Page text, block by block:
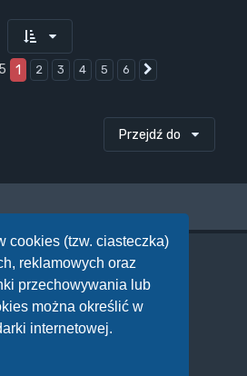
cookies (tzw. ciasteczka)
reklamowych oraz
przechowywania lub
można określić w
internetowej.
1 2 3 4 5 6
Przejdź do
tym forum
tematów
w tematach
swoich postów
postów